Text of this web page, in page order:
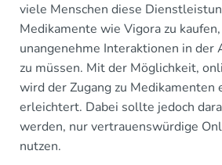
viele Menschen diese
Medikamente wie Vigora zu
unangenehme Interaktionen in der
zu müssen. Mit der Möglichkeit,
wird der Zugang zu Medikamenten
erleichtert. Dabei sollte jedoch
werden, nur vertrauenswürdige
nutzen.